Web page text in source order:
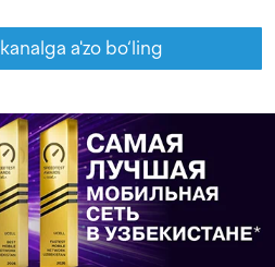
a'zo bo‘ling